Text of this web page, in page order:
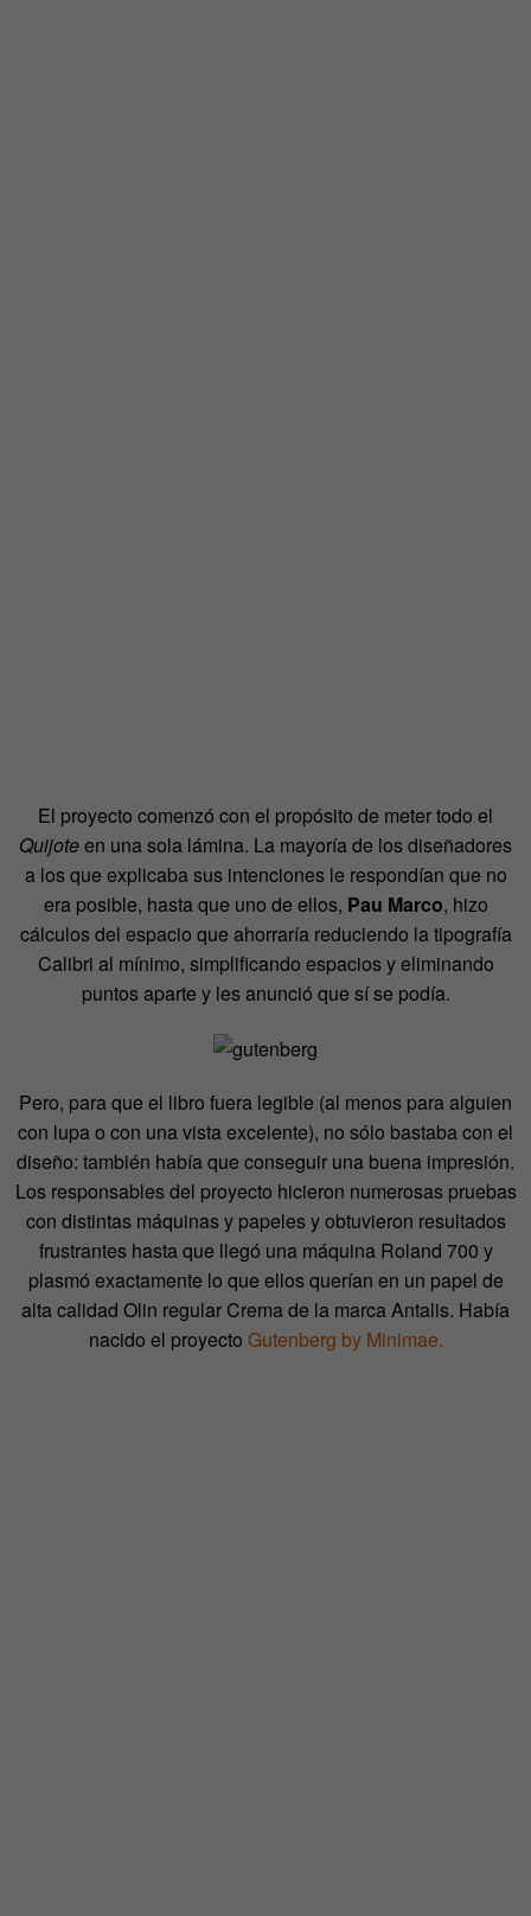
El proyecto comenzó con el propósito de meter todo el
Quijoteen una sola lámina. La mayoría de los diseñadores
a los que explicaba sus intenciones le respondían que no
era posible, hasta que uno de ellos, Pau Marco, hizo
cálculos del espacio que ahorraría reduciendo la tipografía
Calibri al mínimo, simplificando espacios y eliminando
puntos aparte y les anunció que sí se podía.
Pero, para que el libro fuera legible (al menos para alguien
con lupa o con una vista excelente), no sólo bastaba con el
diseño: también había que conseguir una buena impresión.
Los responsables del proyecto hicieron numerosas pruebas
con distintas máquinas y papeles y obtuvieron resultados
frustrantes hasta que llegó una máquina Roland 700 y
plasmó exactamente lo que ellos querían en un papel de
alta calidad Olin regular Crema de la marca Antalis. Había
nacido el proyecto Gutenberg by Minimae.